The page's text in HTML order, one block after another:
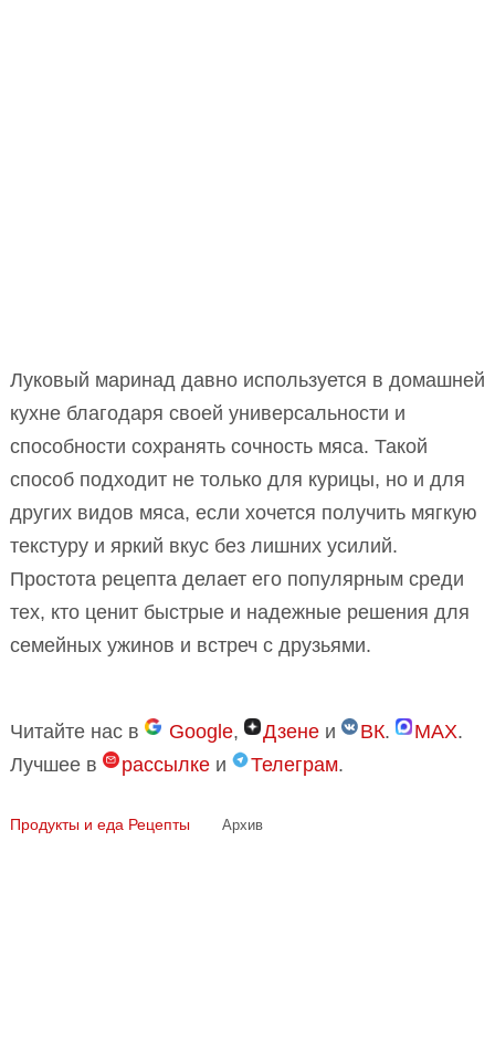
Луковый маринад давно используется в домашней
кухне благодаря своей универсальности и
способности сохранять сочность мяса. Такой
способ подходит не только для курицы, но и для
других видов мяса, если хочется получить мягкую
текстуру и яркий вкус без лишних усилий.
Простота рецепта делает его популярным среди
тех, кто ценит быстрые и надежные решения для
семейных ужинов и встреч с друзьями.
Читайте нас в Google, Дзене и ВК. MAX.
Лучшее в
рассылке и Телеграм.
Продукты и еда Рецепты Архив